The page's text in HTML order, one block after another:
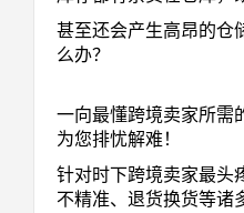
甚至还会产生高昂的仓
么办？
一向最懂跨境卖家所需
为您排忧解难！
针对时下跨境卖家最头
不精准、退货换货等诸